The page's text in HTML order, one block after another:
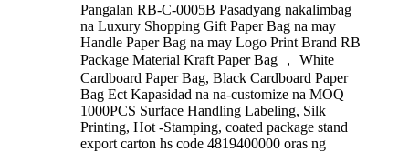
Pangalan RB-C-0005B Pasadyang nakalimbag
na Luxury Shopping Gift Paper Bag na may
Handle Paper Bag na may Logo Print Brand RB
Package Material Kraft Paper Bag ， White
Cardboard Paper Bag, Black Cardboard Paper
Bag Ect Kapasidad na na-customize na MOQ
1000PCS Surface Handling Labeling, Silk
Printing, Hot -Stamping, coated package stand
export carton hs code 4819400000 oras ng